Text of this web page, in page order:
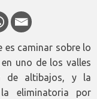
es caminar sobre lo
uno de los valles
de altibajos, y la
eliminatoria por